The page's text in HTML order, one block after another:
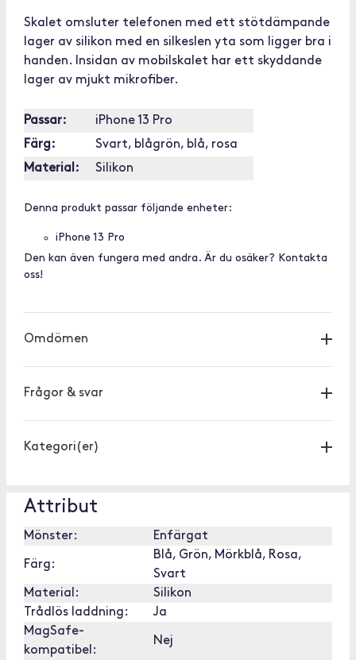
Skalet omsluter telefonen med ett stötdämpande
lager av silikon med en silkeslen yta som ligger bra i
handen. Insidan av mobilskalet har ett skyddande
lager av mjukt mikrofiber.
Passar:
iPhone 13 Pro
Färg:
Svart, blågrön, blå, rosa
Material:
Silikon
Denna produkt passar följande enheter:
iPhone 13 Pro
Den kan även fungera med andra. Är du osäker? Kontakta
oss!
Omdömen
Frågor & svar
Kategori(er)
Attribut
Mönster: Enfärgat
Färg:
Blå, Grön, Mörkblå, Rosa,
Svart
Material:
Silikon
Trådlös laddning:
Ja
MagSafe-
kompatibel:
Nej